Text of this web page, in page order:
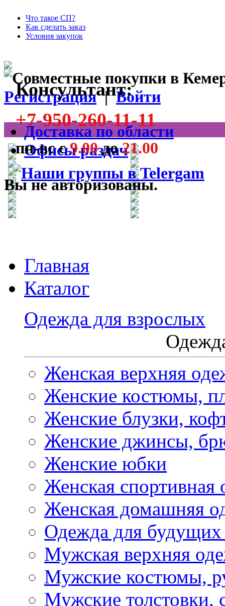
Что такое СП?
Как сделать заказ
Условия закупок
Консультант:
+7-950-260-11-11
пн-вс с9.00до21.00
Регистрация|Войти
Доставка по области
Офисы раздач
Вы не авторизованы.
Главная
Каталог
Одежда для взрослых
Женская верхняя
Женские костюмы,
Женские блузки,
Женские джинсы,
Женские юбки
Женская спортивная
Женская домашняя
Одежда для
Мужская верхняя
Мужские костюмы,
Мужские толстовки,